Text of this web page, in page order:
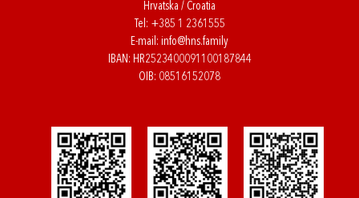
Hrvatska / Croatia
Tel: +385 1 2361555
E-mail: info@hns.family
IBAN: HR2523400091100187844
OIB: 08516152078